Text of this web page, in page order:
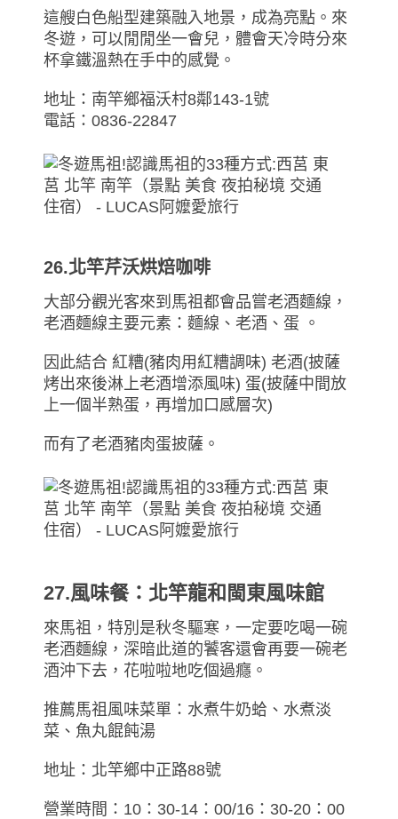
這艘白色船型建築融入地景，成為亮點。來
冬遊，可以閒閒坐一會兒，體會天冷時分來
杯拿鐵溫熱在手中的感覺。
地址：南竿鄉福沃村8鄰143-1號
電話：0836-22847
26.北竿芹沃烘焙咖啡
大部分觀光客來到馬祖都會品嘗老酒麵線，
老酒麵線主要元素：麵線、老酒、蛋 。
因此結合 紅糟(豬肉用紅糟調味) 老酒(披薩
烤出來後淋上老酒增添風味) 蛋(披薩中間放
上一個半熟蛋，再增加口感層次)
而有了老酒豬肉蛋披薩。
27.風味餐：北竿龍和閩東風味館
來馬祖，特別是秋冬驅寒，一定要吃喝一碗
老酒麵線，深暗此道的饕客還會再要一碗老
酒沖下去，花啦啦地吃個過癮。
推薦馬祖風味菜單：水煮牛奶蛤、水煮淡
菜、魚丸餛飩湯
地址：北竿鄉中正路88號
營業時間：10：30-14：00/16：30-20：00